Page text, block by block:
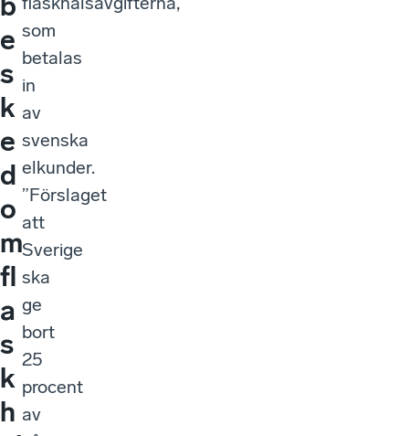
e
s
k
e
d
o
m
fl
a
s
k
h
som
betalas
in
av
svenska
elkunder.
”Förslaget
att
Sverige
ska
ge
bort
25
procent
av